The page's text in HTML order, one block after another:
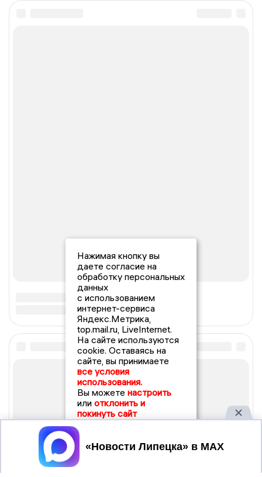
Нажимая кнопку вы
даете согласие на
обработку персональных
данных
с использованием
интернет-сервиса
Яндекс.Метрика,
top.mail.ru, LiveInternet.
На сайте используются
cookie. Оставаясь на
сайте, вы принимаете
все условия
использования.
Вы можете настроить
или отклонить и
покинуть сайт
Принять